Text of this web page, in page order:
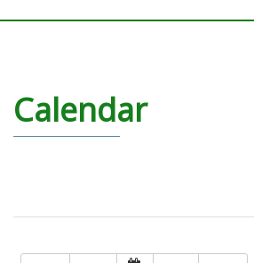
Calendar